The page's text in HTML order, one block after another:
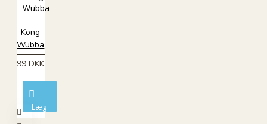
Kong
Wubba
99 DKK
Læg
i